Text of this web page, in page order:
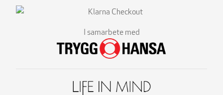
I samarbete med